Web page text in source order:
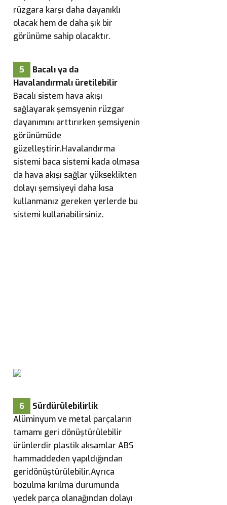
rüzgara karşı daha dayanıklı
olacak hem de daha şık bir
görünüme sahip olacaktır.
5
Bacalı ya da
Havalandırmalı üretilebilir
Bacalı sistem hava akışı
sağlayarak şemsyenin rüzgar
dayanımını arttırırken şemsiyenin
görünümüde
güzelleştirir.Havalandırma
sistemi baca sistemi kada olmasa
da hava akışı sağlar yükseklikten
dolayı şemsiyeyi daha kısa
kullanmanız gereken yerlerde bu
sistemi kullanabilirsiniz.
6
Sürdürülebilirlik
Alüminyum ve metal parçaların
tamamı geri dönüştürülebilir
ürünlerdir plastik aksamlar ABS
hammaddeden yapıldığından
geridönüştürülebilir.Ayrıca
bozulma kırılma durumunda
yedek parça olanağından dolayı